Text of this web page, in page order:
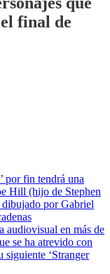
final de
por fin tendrá una
Hill (hijo de Stephen
por Gabriel
audiovisual en más de
se ha atrevido con
siguiente ‘Stranger